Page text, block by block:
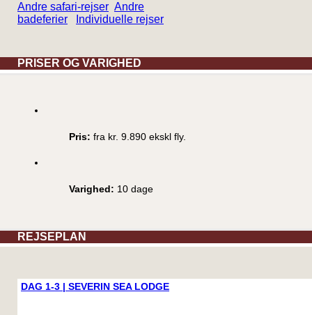
Andre safari-rejser Andre
badeferier
Individuelle rejser
PRISER OG VARIGHED
Pris: fra kr. 9.890 ekskl fly.
Varighed: 10 dage
REJSEPLAN
DAG 1-3 | SEVERIN SEA LODGE